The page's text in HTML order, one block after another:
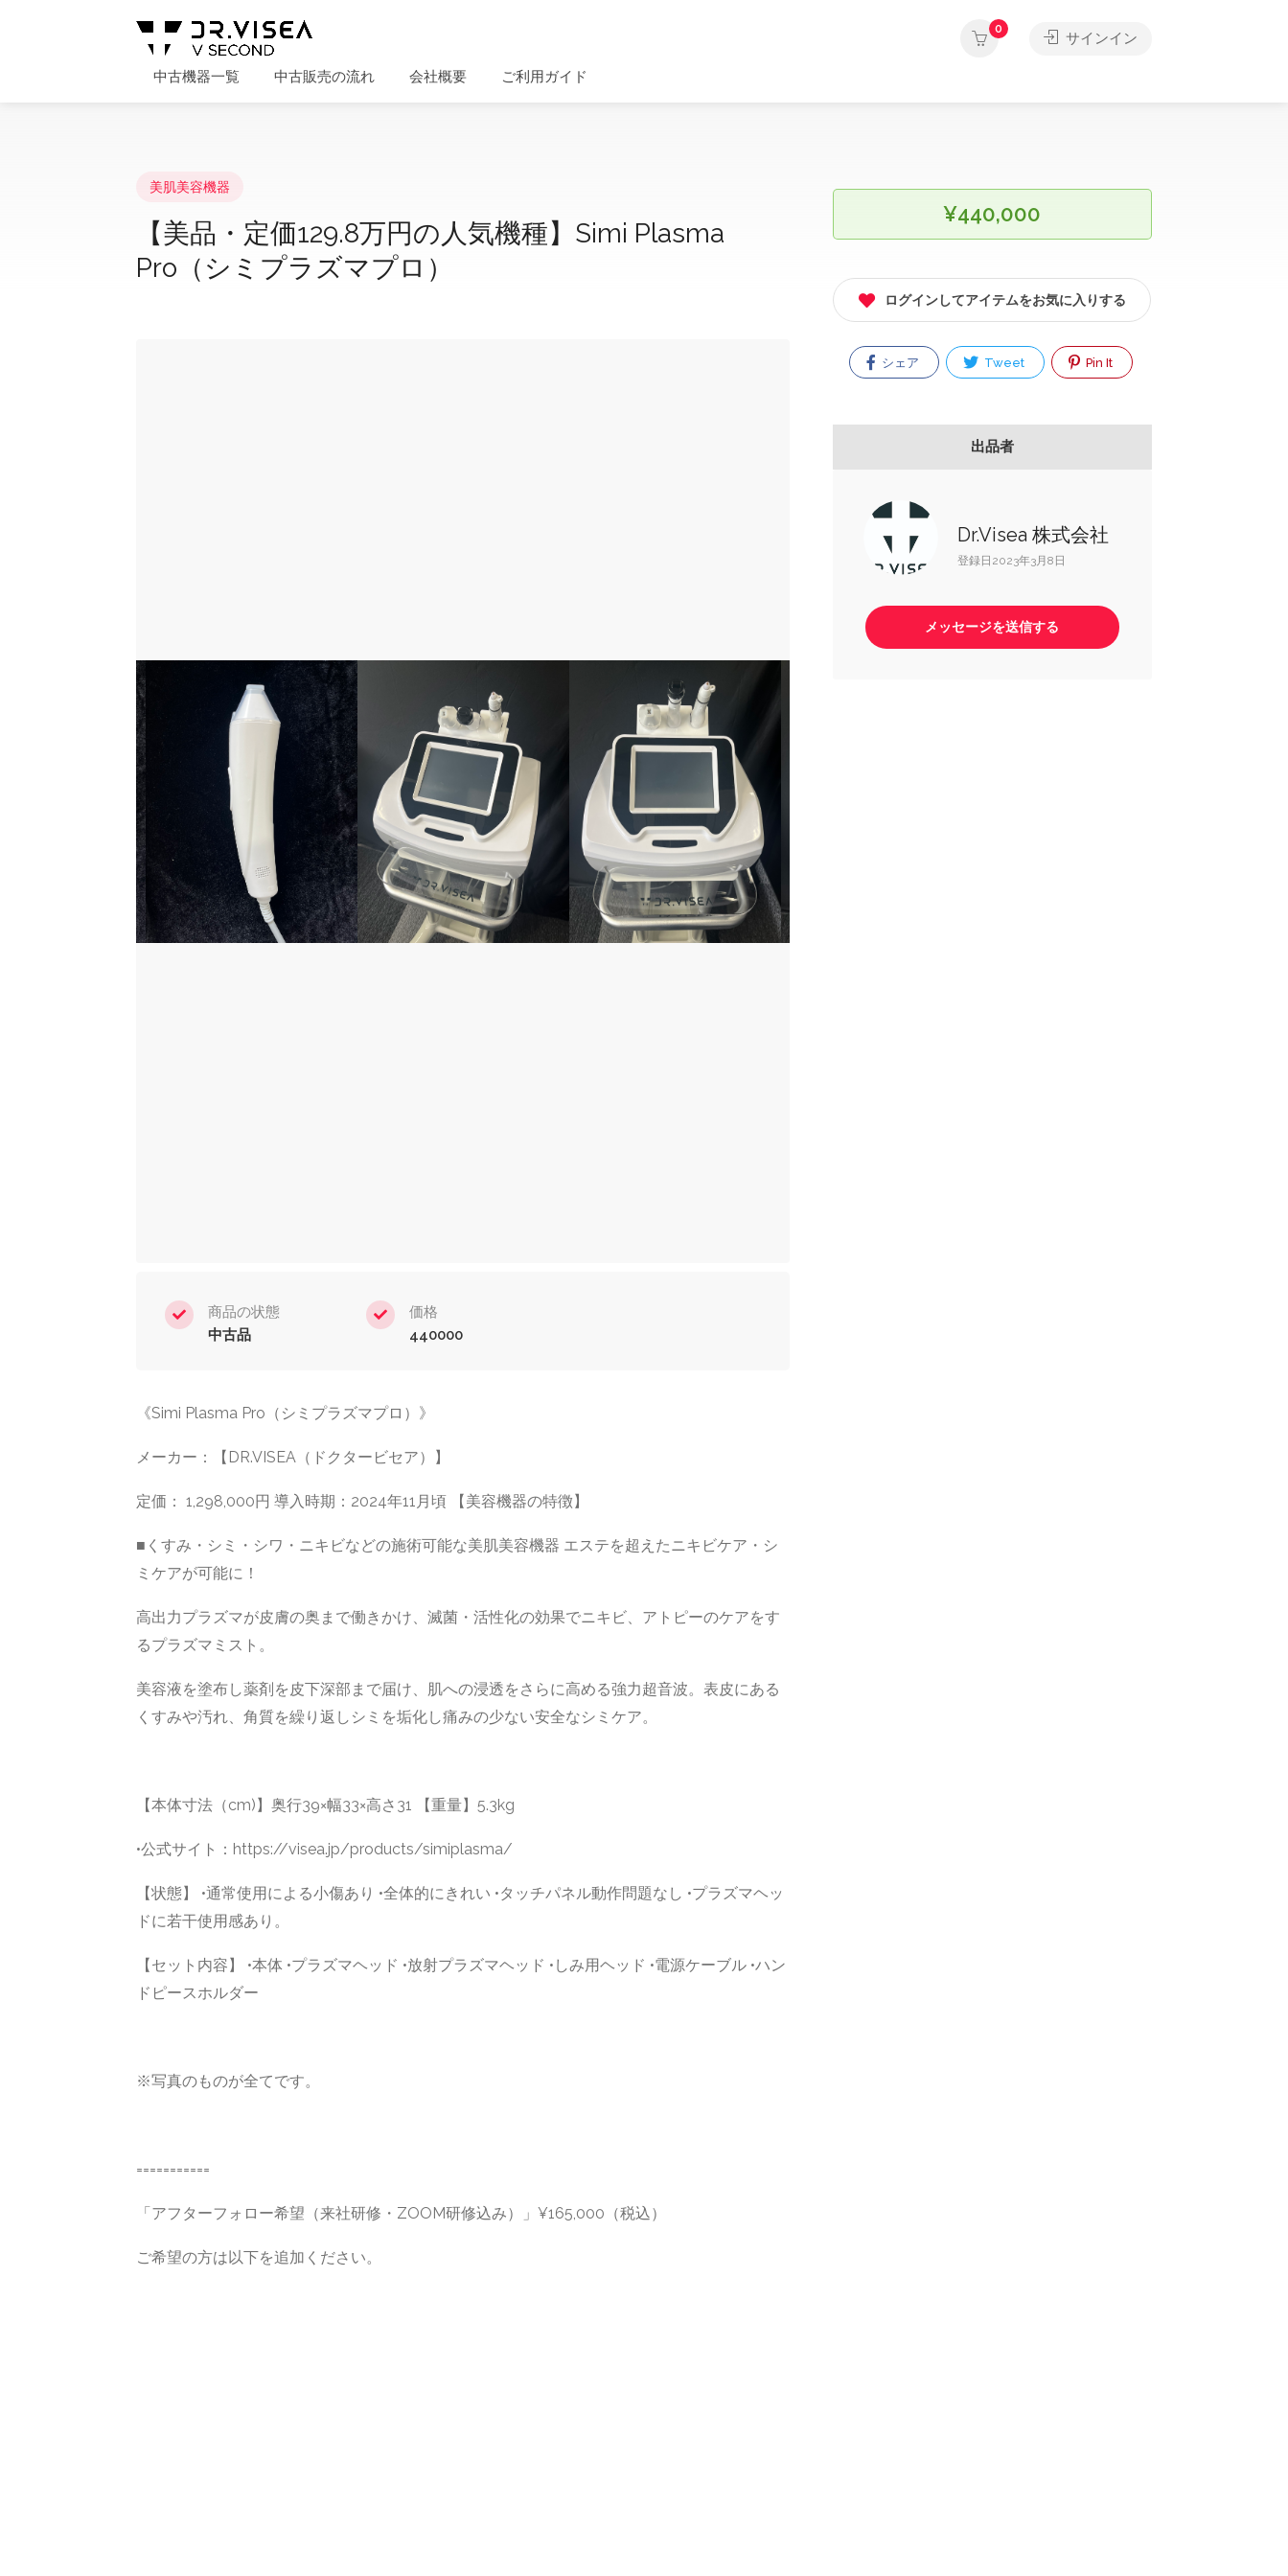
中古機器一覧 中古販売の流れ 会社概要 ご利用ガイド
0
サインイン
美肌美容機器
【美品・定価129.8万円の人気機種】Simi Plasma
Pro（シミプラズマプロ）
商品の状態
中古品
価格
440000
《Simi Plasma Pro（シミプラズマプロ）》
メーカー：【DR.VISEA（ドクタービセア）】
定価： 1,298,000円 導入時期：2024年11月頃 【美容機器の特徴】
■くすみ・シミ・シワ・ニキビなどの施術可能な美肌美容機器 エステを超えたニキビケア・シ
ミケアが可能に！
高出力プラズマが皮膚の奥まで働きかけ、滅菌・活性化の効果でニキビ、アトピーのケアをす
るプラズマミスト。
美容液を塗布し薬剤を皮下深部まで届け、肌への浸透をさらに高める強力超音波。表皮にある
くすみや汚れ、角質を繰り返しシミを垢化し痛みの少ない安全なシミケア。
【本体寸法（cm)】奥行39×幅33×高さ31 【重量】5.3kg
•公式サイト：https://visea.jp/products/simiplasma/
【状態】 •通常使用による小傷あり •全体的にきれい •タッチパネル動作問題なし •プラズマヘッ
ドに若干使用感あり。
【セット内容】 •本体 •プラズマヘッド •放射プラズマヘッド •しみ用ヘッド •電源ケーブル •ハン
ドピースホルダー
※写真のものが全てです。
===========
「アフターフォロー希望（来社研修・ZOOM研修込み）」¥165,000（税込）
ご希望の方は以下を追加ください。
¥440,000
ログインしてアイテムをお気に入りする
シェア Tweet Pin It
出品者
Dr.Visea 株式会社
登録日2023年3月8日
メッセージを送信する